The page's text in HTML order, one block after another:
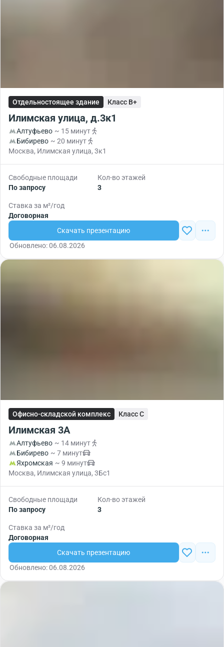
Отдельностоящее здание Класс B+
Илимская улица, д.3к1
Алтуфьево ~ 15 минут
Бибирево ~ 20 минут
Москва, Илимская улица, 3к1
Свободные площади
По запросу
Кол-во этажей
3
Ставка за м²/год
Договорная
Скачать презентацию
Обновлено: 06.08.2026
Офисно-складской комплекс Класс C
Илимская 3А
Алтуфьево ~ 14 минут
Бибирево ~ 7 минут
Яхромская ~ 9 минут
Москва, Илимская улица, 3Бс1
Свободные площади
По запросу
Кол-во этажей
3
Ставка за м²/год
Договорная
Скачать презентацию
Обновлено: 06.08.2026